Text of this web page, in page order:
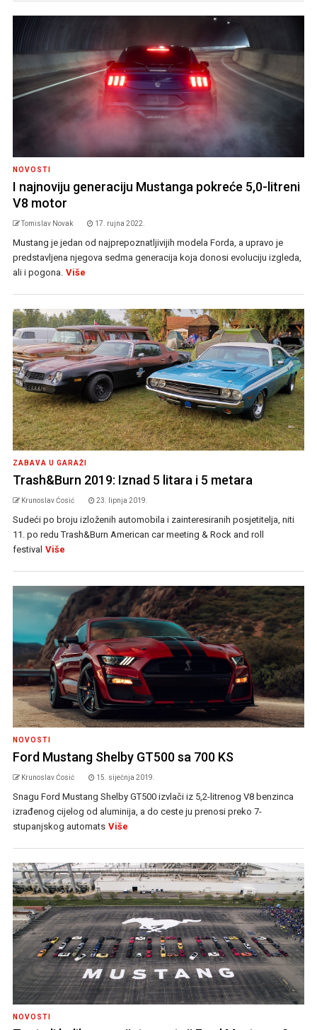
NOVOSTI
I najnoviju generaciju Mustanga pokreće 5,0-litreni
V8 motor
Tomislav Novak 17. rujna 2022.
Mustang je jedan od najprepoznatljivijih modela Forda, a upravo je
predstavljena njegova sedma generacija koja donosi evoluciju izgleda,
ali i pogona. Više
ZABAVA U GARAŽI
Trash&Burn 2019: Iznad 5 litara i 5 metara
Krunoslav Ćosić 23. lipnja 2019.
Sudeći po broju izloženih automobila i zainteresiranih posjetitelja, niti
11. po redu Trash&Burn American car meeting & Rock and roll
festival Više
NOVOSTI
Ford Mustang Shelby GT500 sa 700 KS
Krunoslav Ćosić 15. siječnja 2019.
Snagu Ford Mustang Shelby GT500 izvlači iz 5,2-litrenog V8 benzinca
izrađenog cijelog od aluminija, a do ceste ju prenosi preko 7-
stupanjskog automats Više
NOVOSTI